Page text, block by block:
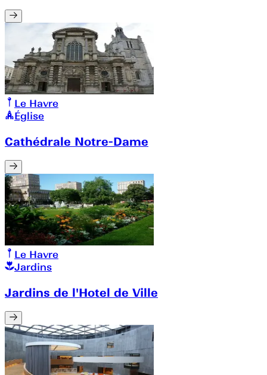
Le Havre
Église
Cathédrale Notre-Dame
Le Havre
Jardins
Jardins de l'Hotel de Ville